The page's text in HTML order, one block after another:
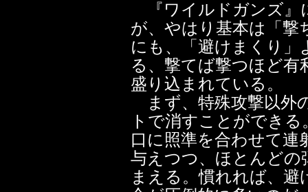
『ワイルドガンズ』
が、やはり基本は「撃
にも、「避けまくり」
る、撃てば撃つほど
盛り込まれている。
まず、特殊攻撃以外
トで消すことができ
口に照準を合わせて連
与えつつ、ほとんどの
まえる。慣れれば、